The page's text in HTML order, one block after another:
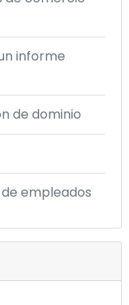
informe
de dominio
empleados